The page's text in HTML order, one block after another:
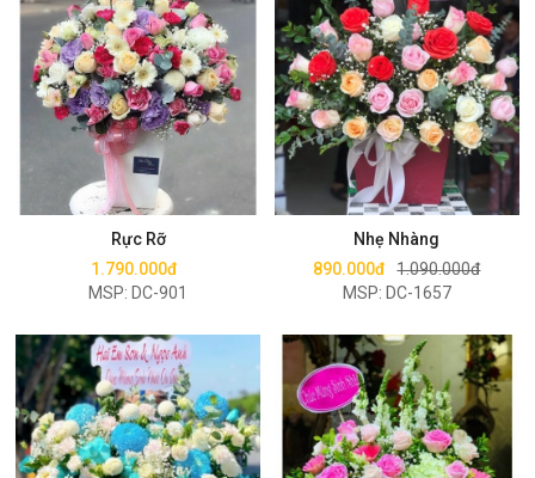
Rực Rỡ
1.790.000đ
MSP: DC-901
Mua ngay
Nhẹ Nhàng
890.000đ 1.090.000đ
MSP: DC-1657
Mua ngay